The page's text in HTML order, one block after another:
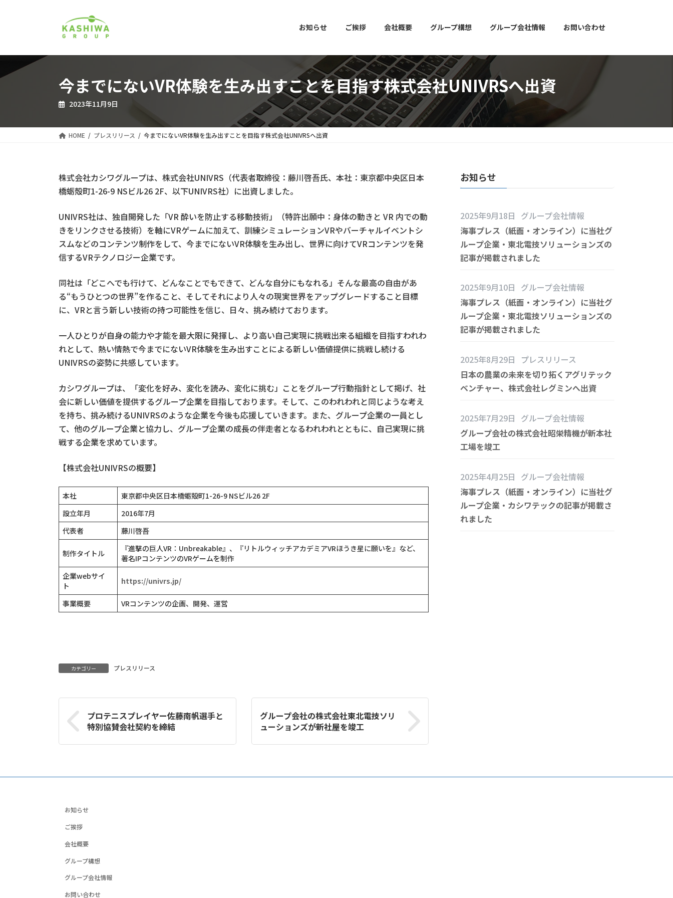
ツ
ス
シ
ン
お知らせ ご挨拶 会社概要 グループ構想 グループ会社情報 お問い合わせ
今までにないVR体験を生み出すことを目指す株式会社UNIVRSへ出資
2023年11月9日
HOME プレスリリース 今までにないVR体験を生み出すことを目指す株式会社UNIVRSへ出資
株式会社カシワグループは、株式会社UNIVRS（代表者取締役：藤川啓吾氏、本社：東京都中央区日本
橋蛎殻町1-26-9 NSビル26 2F、以下UNIVRS社）に出資しました。
UNIVRS社は、独自開発した「VR 酔いを防止する移動技術」（特許出願中：身体の動きと VR 内での動
きをリンクさせる技術）を軸にVRゲームに加えて、訓練シミュレーションVRやバーチャルイベントシ
スムなどのコンテンツ制作をして、今までにないVR体験を生み出し、世界に向けてVRコンテンツを発
信するVRテクノロジー企業です。
同社は「どこへでも行けて、どんなことでもできて、どんな自分にもなれる」そんな最高の自由があ
る“もうひとつの世界”を作ること、そしてそれにより人々の現実世界をアップグレードすること目標
に、VRと言う新しい技術の持つ可能性を信じ、日々、挑み続けております。
一人ひとりが自身の能力や才能を最大限に発揮し、より高い自己実現に挑戦出来る組織を目指すわれわ
れとして、熱い情熱で今までにないVR体験を生み出すことによる新しい価値提供に挑戦し続ける
UNIVRSの姿勢に共感しています。
カシワグループは、「変化を好み、変化を読み、変化に挑む」ことをグループ行動指針として掲げ、社
会に新しい価値を提供するグループ企業を目指しております。そして、このわれわれと同じような考え
を持ち、挑み続けるUNIVRSのような企業を今後も応援していきます。また、グループ企業の一員とし
て、他のグループ企業と協力し、グループ企業の成長の伴走者となるわれわれとともに、自己実現に挑
戦する企業を求めています。
【株式会社UNIVRSの概要】
本社
東京都中央区日本橋蛎殻町1-26-9 NSビル26 2F
設立年月
2016年7月
代表者
藤川啓吾
制作タイトル
『進撃の巨人VR：Unbreakable』、『リトルウィッチアカデミアVRほうき星に願いを』など、
著名IPコンテンツのVRゲームを制作
企業webサイ
ト
https://univrs.jp/
事業概要 VRコンテンツの企画、開発、運営
カテゴリー プレスリリース
プロテニスプレイヤー佐藤南帆選手と
特別協賛会社契約を締結
グループ会社の株式会社東北電技ソリ
ューションズが新社屋を竣工
お知らせ
2025年9月18日 グループ会社情報
海事プレス（紙面・オンライン）に当社グ
ループ企業・東北電技ソリューションズの
記事が掲載されました
2025年9月10日 グループ会社情報
海事プレス（紙面・オンライン）に当社グ
ループ企業・東北電技ソリューションズの
記事が掲載されました
2025年8月29日
プレスリリース
日本の農業の未来を切り拓くアグリテック
ベンチャー、株式会社レグミンへ出資
2025年7月29日 グループ会社情報
グループ会社の株式会社昭栄精機が新本社
工場を竣工
2025年4月25日 グループ会社情報
海事プレス（紙面・オンライン）に当社グ
ループ企業・カシワテックの記事が掲載さ
れました
お知らせ
ご挨拶
会社概要
グループ構想
グループ会社情報
お問い合わせ